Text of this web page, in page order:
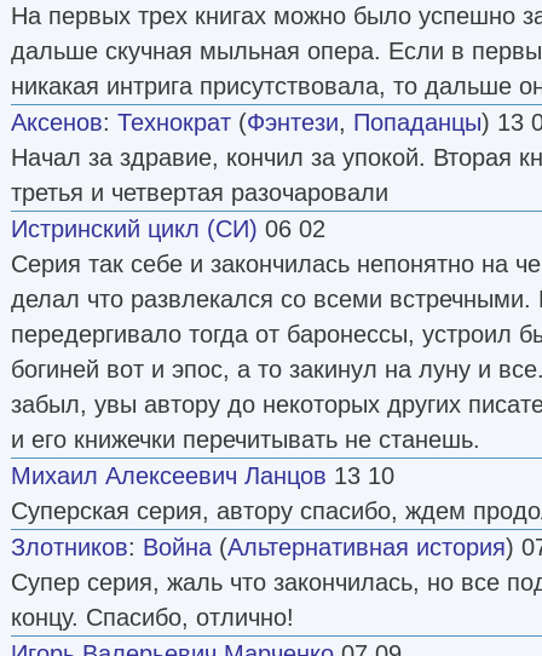
На первых трех книгах можно было успешно
дальше скучная мыльная опера. Если в
никакая интрига присутствовала, то дальше
Аксенов: Технократ (Фэнтези, Попаданцы) 13
Начал за здравие, кончил за упокой. Вторая
третья и четвертая разочаровали
Истринский цикл (СИ) 06 02
Серия так себе и закончилась непонятно на
делал что развлекался со всеми встречными.
передергивало тогда от баронессы, устроил
богиней вот и эпос, а то закинул на луну и
забыл, увы автору до некоторых других
и его книжечки перечитывать не станешь.
Михаил Алексеевич Ланцов 13 10
Суперская серия, автору спасибо, ждем
Злотников: Война (Альтернативная история)
Супер серия, жаль что закончилась, но все
концу. Спасибо, отлично!